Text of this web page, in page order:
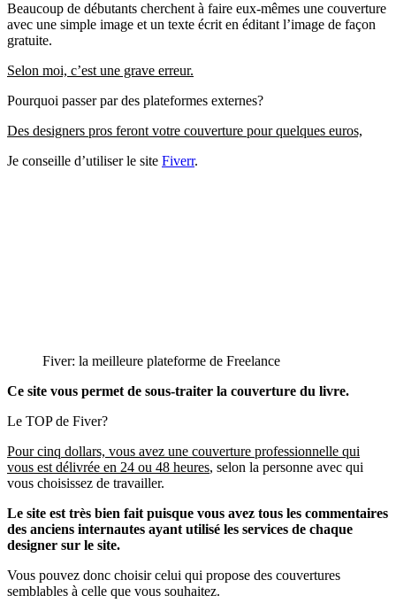
Beaucoup de débutants cherchent à faire eux-mêmes une couverture
avec une simple image et un texte écrit en éditant l’image de façon
gratuite.
Selon moi, c’est une grave erreur.
Pourquoi passer par des plateformes externes?
Des designers pros feront votre couverture pour quelques euros,
Je conseille d’utiliser le site Fiverr.
Fiver: la meilleure plateforme de Freelance
Ce site vous permet de sous-traiter la couverture du livre.
Le TOP de Fiver?
Pour cinq dollars, vous avez une couverture professionnelle qui
vous est délivrée en 24 ou 48 heures, selon la personne avec qui
vous choisissez de travailler.
Le site est très bien fait puisque vous avez tous les commentaires
des anciens internautes ayant utilisé les services de chaque
designer sur le site.
Vous pouvez donc choisir celui qui propose des couvertures
semblables à celle que vous souhaitez.